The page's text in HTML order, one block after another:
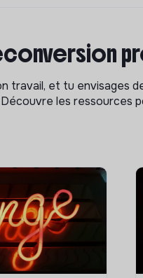
travail, et tu envisages
les ressources